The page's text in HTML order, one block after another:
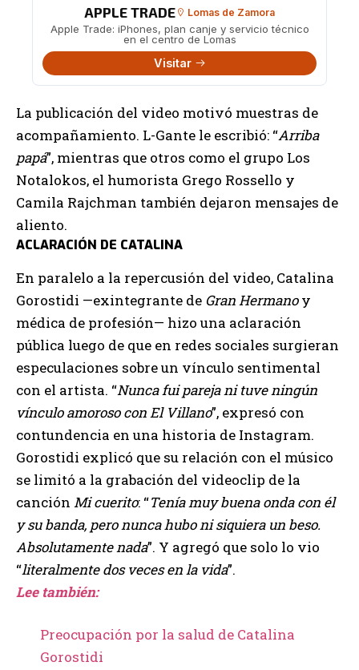
APPLE TRADE Lomas de Zamora
Apple Trade: iPhones, plan canje y servicio técnico
en el centro de Lomas
Visitar
La publicación del video motivó muestras de
acompañamiento. L-Gante le escribió: “Arriba
papá”, mientras que otros como el grupo Los
Notalokos, el humorista Grego Rossello y
Camila Rajchman también dejaron mensajes de
aliento.
ACLARACIÓN DE CATALINA
En paralelo a la repercusión del video, Catalina
Gorostidi —exintegrante de Gran Hermanoy
médica de profesión— hizo una aclaración
pública luego de que en redes sociales surgieran
especulaciones sobre un vínculo sentimental
con el artista. “Nunca fui pareja ni tuve ningún
vínculo amoroso con El Villano”, expresó con
contundencia en una historia de Instagram.
Gorostidi explicó que su relación con el músico
se limitó a la grabación del videoclip de la
canción Mi cuerito: “Tenía muy buena onda con él
y su banda, pero nunca hubo ni siquiera un beso.
Absolutamente nada”. Y agregó que solo lo vio
“literalmente dos veces en la vida”.
Lee también:
Preocupación por la salud de Catalina
Gorostidi